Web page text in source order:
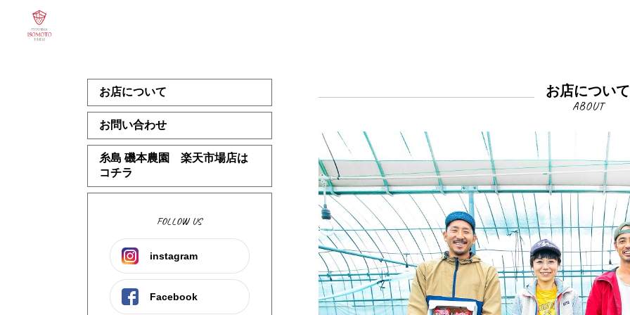
お店について
お問い合わせ
糸島 磯本農園 楽天市場店は
コチラ
FOLLOW US
instagram
Facebook
お店について